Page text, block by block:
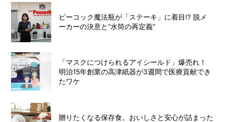
ピーコック魔法瓶が「ステーキ」に着目!? 脱メ
ーカーの決意と“水筒の再定義”
「マスクにつけられるアイシールド」爆売れ！
明治15年創業の高津紙器が3週間で医療貢献でき
たワケ
贈りたくなる保存食。おいしさと安心が詰まった